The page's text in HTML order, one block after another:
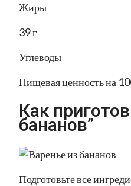
Жиры
39 г
Углеводы
Пищевая ценность на
Как
бананов”
Подготовьте все